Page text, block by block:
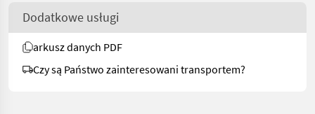
Dodatkowe usługi
arkusz danych PDF
Czy są Państwo zainteresowani transportem?